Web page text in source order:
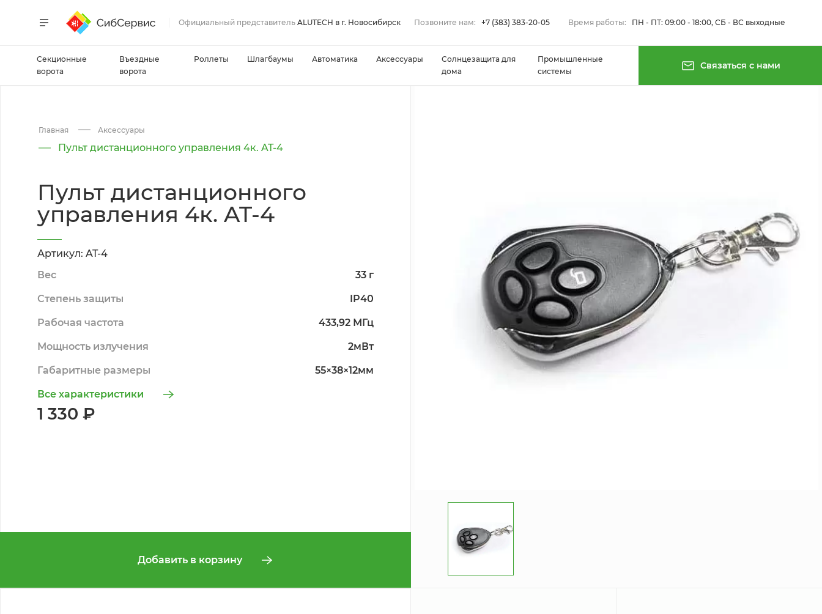
Официальный представитель ALUTECH в г. Новосибирск Позвоните нам: +7 (383) 383-20-05 Время работы: ПН - ПТ: 09:00 - 18:00, СБ - ВС выходные
Секционные
ворота
Въездные
ворота
Роллеты Шлагбаумы Автоматика Аксессуары
Солнцезащита для
дома
Промышленные
системы
Связаться с нами
Главная Аксессуары
Пульт дистанционного управления 4к. AT-4
Пульт дистанционного
управления 4к. AT-4
Артикул: AT-4
Вес
33 г
Степень защиты IP40
Рабочая частота 433,92 МГц
Мощность излучения 2мВт
Габаритные размеры 55×38×12мм
Все характеристики
1 330 ₽
Добавить в корзину